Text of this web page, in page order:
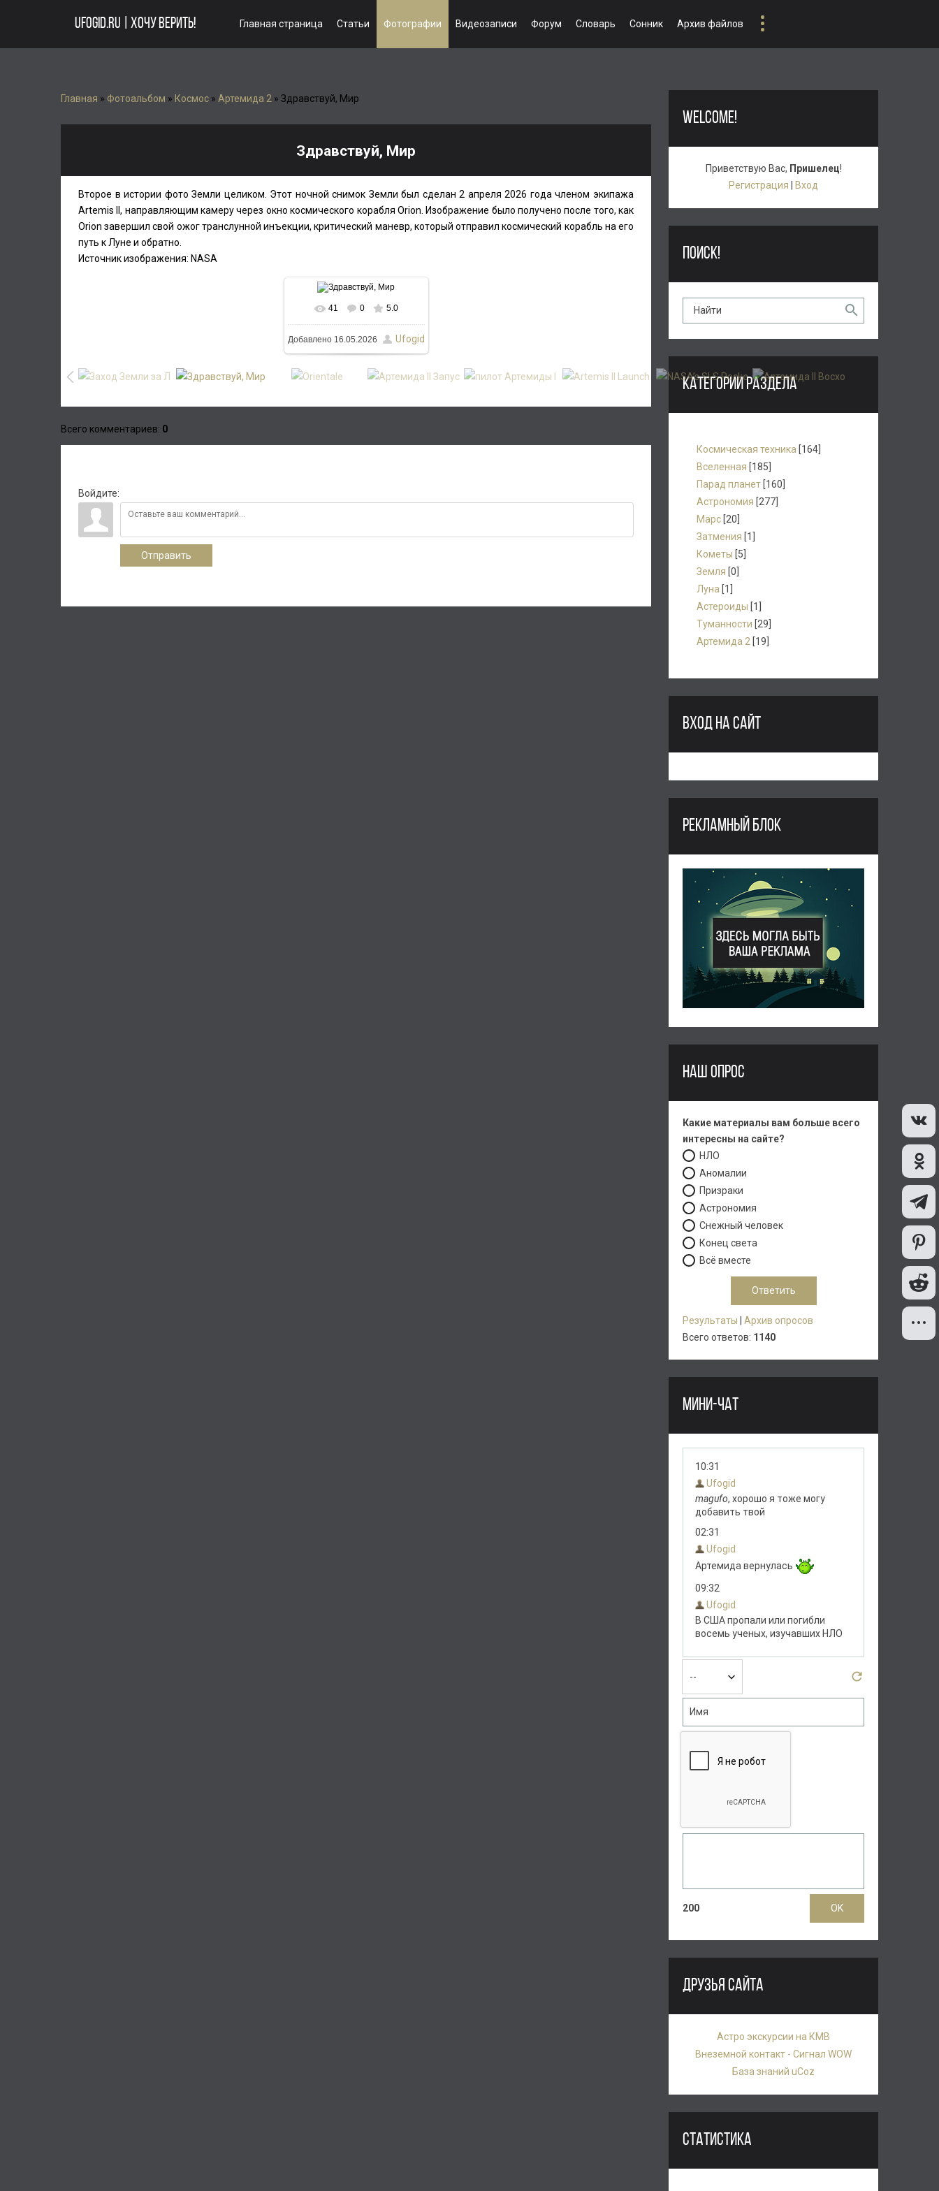
UFOGID.RU | ХОЧУ ВЕРИТЬ! Главная страница Статьи Фотографии Видеозаписи Форум Словарь Сонник Архив файлов
Главная » Фотоальбом » Космос » Артемида 2 » Здравствуй, Мир
Здравствуй, Мир
Второе в истории фото Земли целиком. Этот ночной снимок Земли был сделан 2 апреля 2026 года членом экипажа
Artemis II, направляющим камеру через окно космического корабля Orion. Изображение было получено после того, как
Orion завершил свой ожог транслунной инъекции, критический маневр, который отправил космический корабль на его
путь к Луне и обратно.
Источник изображения: NASA
В реальном размере
1600x1067/ 444.0Kb
41 0 5.0
Добавлено16.05.2026 Ufogid
Всего комментариев: 0
Войдите:
Отправить
WELCOME!
Приветствую Вас, Пришелец!
Регистрация
Вход
ПОИСК!
КАТЕГОРИИ РАЗДЕЛА
Космическая техника [164]
Вселенная [185]
Парад планет [160]
Астрономия [277]
Марс [20]
Затмения [1]
Кометы [5]
Земля [0]
Луна [1]
Астероиды [1]
Туманности [29]
Артемида 2 [19]
ВХОД НА САЙТ
РЕКЛАМНЫЙ БЛОК
НАШ ОПРОС
Какие материалы вам больше всего
интересны на сайте?
НЛО
Аномалии
Призраки
Астрономия
Снежный человек
Конец света
Всё вместе
Результаты
Архив опросов
Всего ответов: 1140
МИНИ-ЧАТ
200
ДРУЗЬЯ САЙТА
Астро экскурсии на КМВ
Внеземной контакт - Сигнал WOW
База знаний uCoz
СТАТИСТИКА